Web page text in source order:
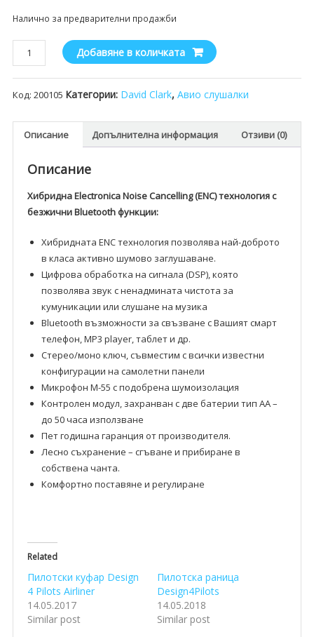
Налично за предварителни продажби
количество
за
Авиационни
слушалки
Добавяне в количката
Код: 200105 Категории: David Clark, Авио слушалки
Описание Допълнителна информация Отзиви (0)
Описание
Хибридна Electronica Noise Cancelling (ENC) технология с
безжични Bluetooth функции:
Хибридната ENC технология позволява най-доброто
в класа активно шумово заглушаване.
Цифрова обработка на сигнала (DSP), която
позволява звук с ненадмината чистота за
кумуникации или слушане на музика
Bluetooth възможности за свъзване с Вашият смарт
телефон, MP3 player, таблет и др.
Стерео/моно ключ, съвместим с всички известни
конфигурации на самолетни панели
Микрофон M-55 с подобрена шумоизолация
Контролен модул, захранван с две батерии тип АА –
до 50 часа използване
Пет годишна гаранция от производителя.
Лесно съхранение – сгъване и прибиране в
собствена чанта.
Комфортно поставяне и регулиране
Related
Пилотски куфар Design
4 Pilots Airliner
14.05.2017
Similar post
Пилотска раница
Design4Pilots
14.05.2018
Similar post